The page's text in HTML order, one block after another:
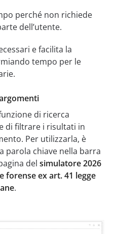
perché non richiede
dell’utente.
e facilita la
tempo per le
di ricerca
di filtrare i risultati in
Per utilizzarla, è
parola chiave nella barra
del simulatore 2026
forense ex art. 41 legge
.